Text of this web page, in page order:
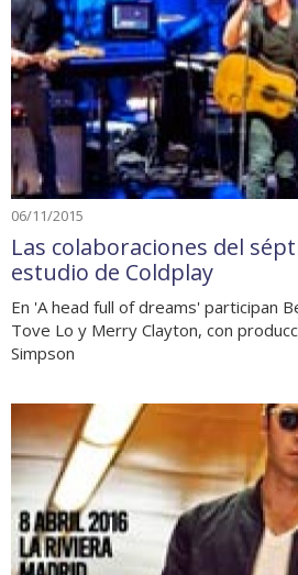
06/11/2015
Las colaboraciones del
estudio de Coldplay
En 'A head full of dreams' participan
Tove Lo y Merry Clayton, con
Simpson